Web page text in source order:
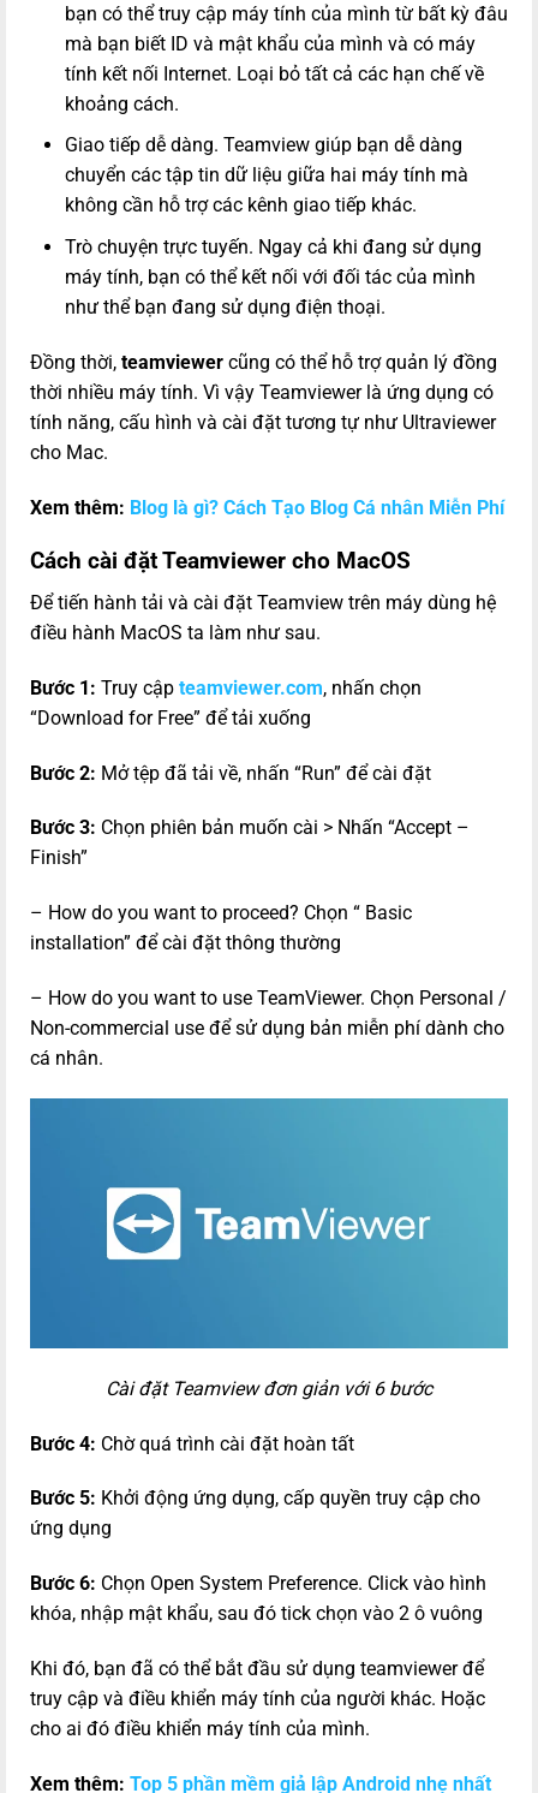
bạn có thể truy cập máy tính của mình từ bất kỳ đâu
mà bạn biết ID và mật khẩu của mình và có máy
tính kết nối Internet. Loại bỏ tất cả các hạn chế về
khoảng cách.
Giao tiếp dễ dàng. Teamview giúp bạn dễ dàng
chuyển các tập tin dữ liệu giữa hai máy tính mà
không cần hỗ trợ các kênh giao tiếp khác.
Trò chuyện trực tuyến. Ngay cả khi đang sử dụng
máy tính, bạn có thể kết nối với đối tác của mình
như thể bạn đang sử dụng điện thoại.
Đồng thời, teamviewer cũng có thể hỗ trợ quản lý đồng
thời nhiều máy tính. Vì vậy Teamviewer là ứng dụng có
tính năng, cấu hình và cài đặt tương tự như Ultraviewer
cho Mac.
Xem thêm: Blog là gì? Cách Tạo Blog Cá nhân Miễn Phí
Cách cài đặt Teamviewer cho MacOS
Để tiến hành tải và cài đặt Teamview trên máy dùng hệ
điều hành MacOS ta làm như sau.
Bước 1: Truy cập teamviewer.com, nhấn chọn
“Download for Free” để tải xuống
Bước 2: Mở tệp đã tải về, nhấn “Run” để cài đặt
Bước 3: Chọn phiên bản muốn cài > Nhấn “Accept –
Finish”
– How do you want to proceed? Chọn “ Basic
installation” để cài đặt thông thường
– How do you want to use TeamViewer. Chọn Personal /
Non-commercial use để sử dụng bản miễn phí dành cho
cá nhân.
Cài đặt Teamview đơn giản với 6 bước
Bước 4: Chờ quá trình cài đặt hoàn tất
Bước 5: Khởi động ứng dụng, cấp quyền truy cập cho
ứng dụng
Bước 6: Chọn Open System Preference. Click vào hình
khóa, nhập mật khẩu, sau đó tick chọn vào 2 ô vuông
Khi đó, bạn đã có thể bắt đầu sử dụng teamviewer để
truy cập và điều khiển máy tính của người khác. Hoặc
cho ai đó điều khiển máy tính của mình.
Xem thêm: Top 5 phần mềm giả lập Android nhẹ nhất